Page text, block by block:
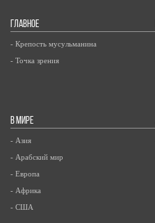
ГЛАВНОЕ
- Крепость мусульманина
- Точка зрения
В МИРЕ
- Азия
- Арабский мир
- Европа
- Африка
- США